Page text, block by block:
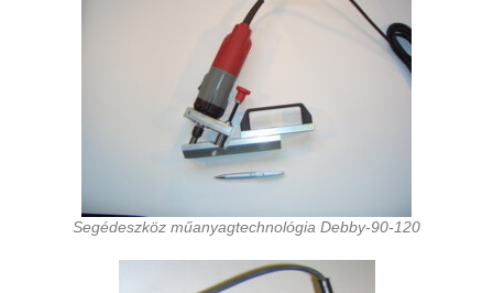
Segédeszköz műanyagtechnológia Debby-90-120